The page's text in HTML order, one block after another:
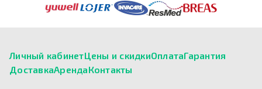
Личный кабинетЦены и скидкиОплатаГарантия
ДоставкаАрендаКонтакты